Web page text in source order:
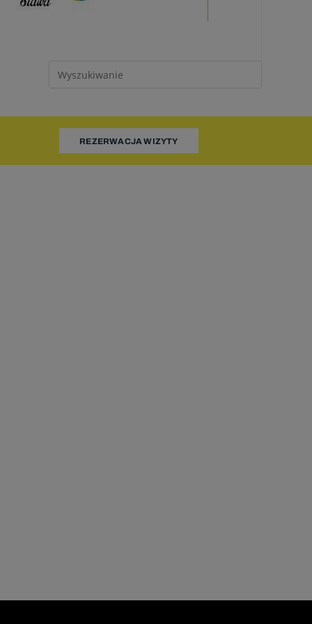
REZERWACJA WIZYTY